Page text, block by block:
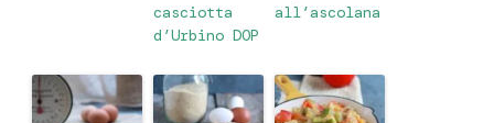
casciotta
d’Urbino DOP
all’ascolana